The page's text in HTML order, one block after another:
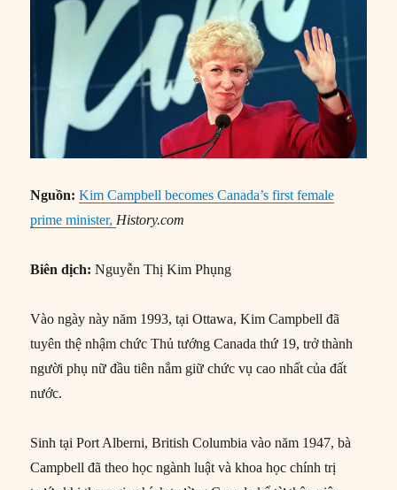
Nguồn: Kim Campbell becomes Canada’s first female
prime minister,History.com
Biên dịch: Nguyễn Thị Kim Phụng
Vào ngày này năm 1993, tại Ottawa, Kim Campbell đã
tuyên thệ nhậm chức Thủ tướng Canada thứ 19, trở thành
người phụ nữ đầu tiên nắm giữ chức vụ cao nhất của đất
nước.
Sinh tại Port Alberni, British Columbia vào năm 1947, bà
Campbell đã theo học ngành luật và khoa học chính trị